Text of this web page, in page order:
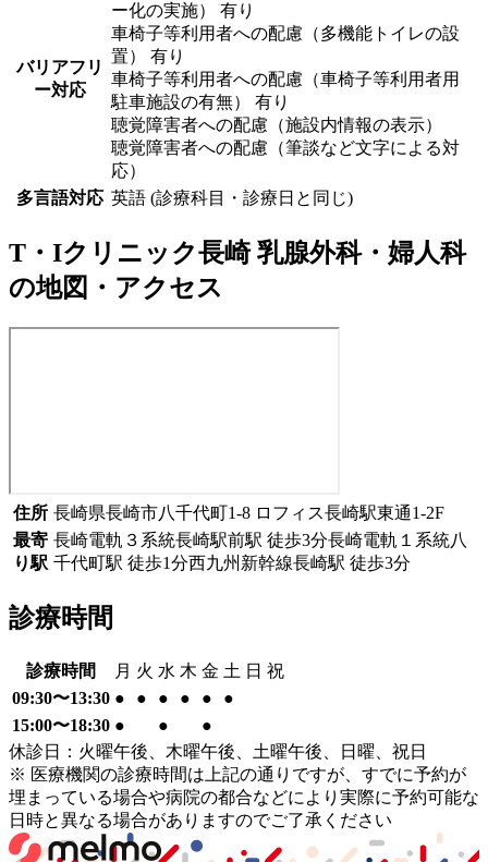
バリアフリ
ー対応
ー化の実施） 有り
車椅子等利用者への配慮（多機能トイレの設
置） 有り
車椅子等利用者への配慮（車椅子等利用者用
駐車施設の有無） 有り
聴覚障害者への配慮（施設内情報の表示）
聴覚障害者への配慮（筆談など文字による対
応）
多言語対応 英語 (診療科目・診療日と同じ)
T・Iクリニック長崎 乳腺外科・婦人科
の地図・アクセス
住所 長崎県長崎市八千代町1-8 ロフィス長崎駅東通1-2F
最寄
り駅
長崎電軌３系統長崎駅前駅 徒歩3分長崎電軌１系統八
千代町駅 徒歩1分西九州新幹線長崎駅 徒歩3分
診療時間
診療時間 月 火 水 木 金 土 日 祝
09:30〜13:30 ● ● ● ● ●
●
15:00〜18:30 ● ●
●
休診日：火曜午後、木曜午後、土曜午後、日曜、祝日
※ 医療機関の診療時間は上記の通りですが、すでに予約が
埋まっている場合や病院の都合などにより実際に予約可能な
日時と異なる場合がありますのでご了承ください